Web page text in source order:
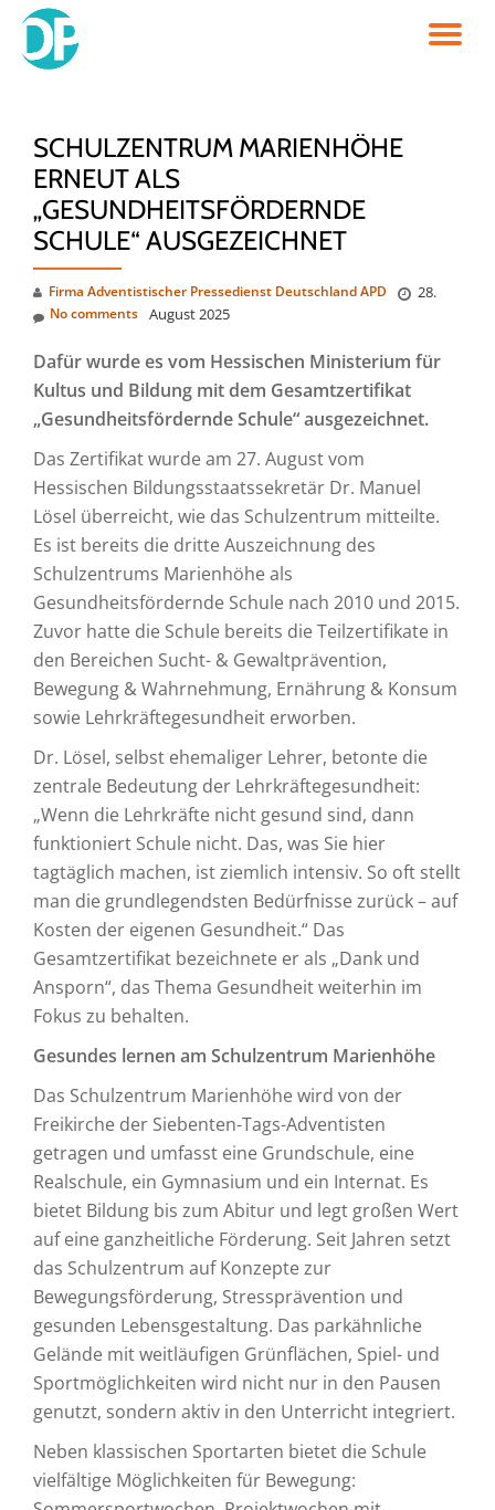
Skip
SCHULZENTRUM MARIENHÖHE
ERNEUT ALS
„GESUNDHEITSFÖRDERNDE
SCHULE“ AUSGEZEICHNET
Firma Adventistischer Pressedienst Deutschland APD
28.
August 2025
No comments
Dafür wurde es vom Hessischen Ministerium für
Kultus und Bildung mit dem Gesamtzertifikat
„Gesundheitsfördernde Schule“ ausgezeichnet.
Das Zertifikat wurde am 27. August vom
Hessischen Bildungsstaatssekretär Dr. Manuel
Lösel überreicht, wie das Schulzentrum mitteilte.
Es ist bereits die dritte Auszeichnung des
Schulzentrums Marienhöhe als
Gesundheitsfördernde Schule nach 2010 und 2015.
Zuvor hatte die Schule bereits die Teilzertifikate in
den Bereichen Sucht- & Gewaltprävention,
Bewegung & Wahrnehmung, Ernährung & Konsum
sowie Lehrkräftegesundheit erworben.
Dr. Lösel, selbst ehemaliger Lehrer, betonte die
zentrale Bedeutung der Lehrkräftegesundheit:
„Wenn die Lehrkräfte nicht gesund sind, dann
funktioniert Schule nicht. Das, was Sie hier
tagtäglich machen, ist ziemlich intensiv. So oft stellt
man die grundlegendsten Bedürfnisse zurück – auf
Kosten der eigenen Gesundheit.“ Das
Gesamtzertifikat bezeichnete er als „Dank und
Ansporn“, das Thema Gesundheit weiterhin im
Fokus zu behalten.
Gesundes lernen am Schulzentrum Marienhöhe
Das Schulzentrum Marienhöhe wird von der
Freikirche der Siebenten-Tags-Adventisten
getragen und umfasst eine Grundschule, eine
Realschule, ein Gymnasium und ein Internat. Es
bietet Bildung bis zum Abitur und legt großen Wert
auf eine ganzheitliche Förderung. Seit Jahren setzt
das Schulzentrum auf Konzepte zur
Bewegungsförderung, Stressprävention und
gesunden Lebensgestaltung. Das parkähnliche
Gelände mit weitläufigen Grünflächen, Spiel- und
Sportmöglichkeiten wird nicht nur in den Pausen
genutzt, sondern aktiv in den Unterricht integriert.
Neben klassischen Sportarten bietet die Schule
vielfältige Möglichkeiten für Bewegung: